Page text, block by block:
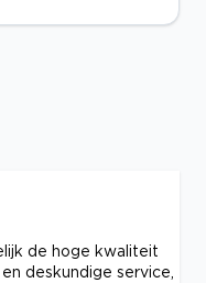
de hoge kwaliteit
deskundige service,